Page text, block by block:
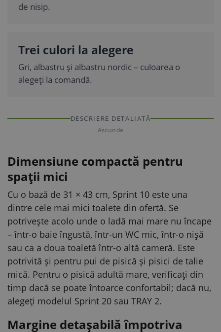
de nisip.
Trei culori la alegere
Gri, albastru și albastru nordic – culoarea o
alegeți la comandă.
DESCRIERE DETALIATĂ
Ascunde
Dimensiune compactă pentru
spații mici
Cu o bază de 31 × 43 cm, Sprint 10 este una
dintre cele mai mici toalete din ofertă. Se
potrivește acolo unde o ladă mai mare nu încape
– într-o baie îngustă, într-un WC mic, într-o nișă
sau ca a doua toaletă într-o altă cameră. Este
potrivită și pentru pui de pisică și pisici de talie
mică. Pentru o pisică adultă mare, verificați din
timp dacă se poate întoarce confortabil; dacă nu,
alegeți modelul Sprint 20 sau TRAY 2.
Margine detașabilă împotriva